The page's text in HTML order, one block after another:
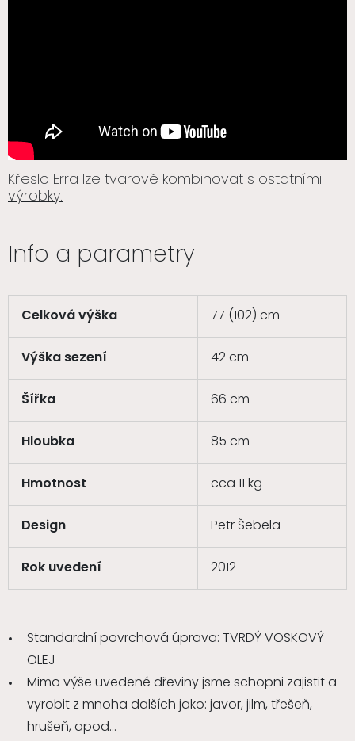
Křeslo Erra lze tvarově kombinovat s ostatními
výrobky.
Info a parametry
Celková výška 77 (102) cm
Výška sezení 42 cm
Šířka 66 cm
Hloubka 85 cm
Hmotnost cca 11 kg
Design Petr Šebela
Rok uvedení 2012
Standardní povrchová úprava: TVRDÝ VOSKOVÝ
OLEJ
Mimo výše uvedené dřeviny jsme schopni zajistit a
vyrobit z mnoha dalších jako: javor, jilm, třešeň,
hrušeň, apod...